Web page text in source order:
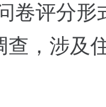
卷评分形
查，涉及